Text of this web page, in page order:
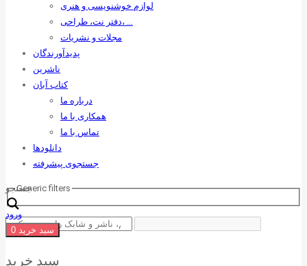
لوازم خوشنویسی و هنری
دفتر نت، طراحی، …
مجلات و نشریات
پدیدآورندگان
ناشرین
کتاب آبان
درباره ما
همکاری با ما
تماس با ما
دانلودها
جستجوی پیشرفته
جستجو
Generic filters
ورود
سبد خرید 0
سبد خرید